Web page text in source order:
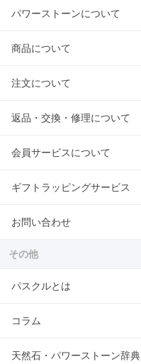
パワーストーンについて
商品について
注文について
返品・交換・修理について
会員サービスについて
ギフトラッピングサービス
お問い合わせ
その他
パスクルとは
コラム
天然石・パワーストーン辞典